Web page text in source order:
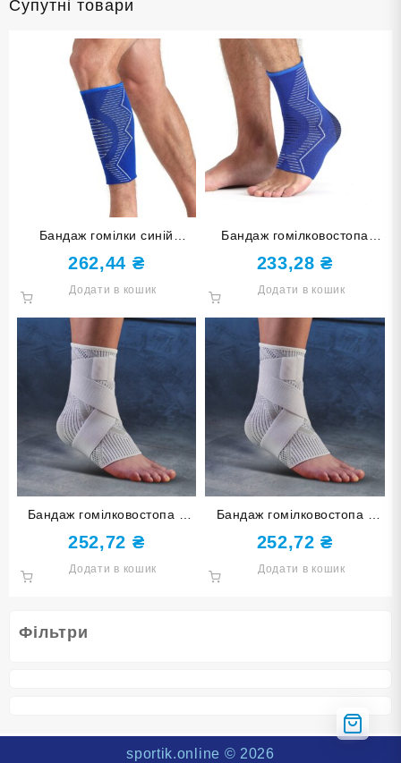
Фільтри
Супутні товари
Бандаж гомілки синій
розмір L-XL ST-7031-L-XL
262,44 ₴
Додати в кошик
Бандаж гомілковостопа
синій розмір S-M ST-7024-
S-M
233,28₴
Додати в кошик
Бандаж гомілковостопа з
бинтом сірий розмір L-XL
ST-7155-L-XL
252,72 ₴
Додати в кошик
Бандаж гомілковостопа з
бинтом сірий розмір S-M
ST-7155-S-M
252,72₴
Додати в кошик
sportik.online © 2026